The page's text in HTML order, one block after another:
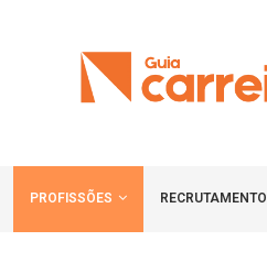
PROFISSÕES RECRUTAMENTO